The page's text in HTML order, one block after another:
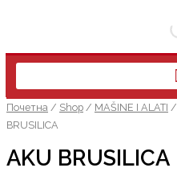
Почетна / Shop / MAŠINE I ALATI /
BRUSILICA
AKU BRUSILICA